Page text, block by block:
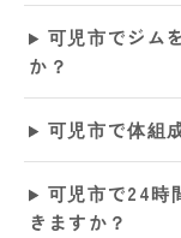
可児市でジム
か？
可児市で体組
可児市で24時
きますか？